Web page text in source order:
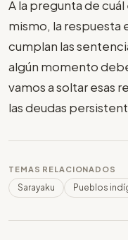
A la pregunta de
mismo, la respuesta
cumplan las
algún momento
vamos a soltar esas
las deudas
TEMAS RELACIONADOS
Sarayaku Pueblos